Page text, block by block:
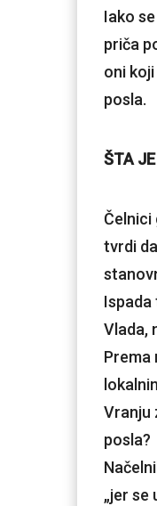
Iako
priča
oni
posla.
ŠTA
Čelnici
tvrdi
Vlada,
Prema
Vranju
posla?
„jer se